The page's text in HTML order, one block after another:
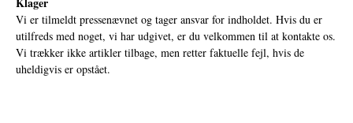
Vi er tilmeldt pressenævnet og tager ansvar for indholdet. Hvis du er
utilfreds med noget, vi har udgivet, er du velkommen til at kontakte os.
Vi trækker ikke artikler tilbage, men retter faktuelle fejl, hvis de
uheldigvis er opstået.